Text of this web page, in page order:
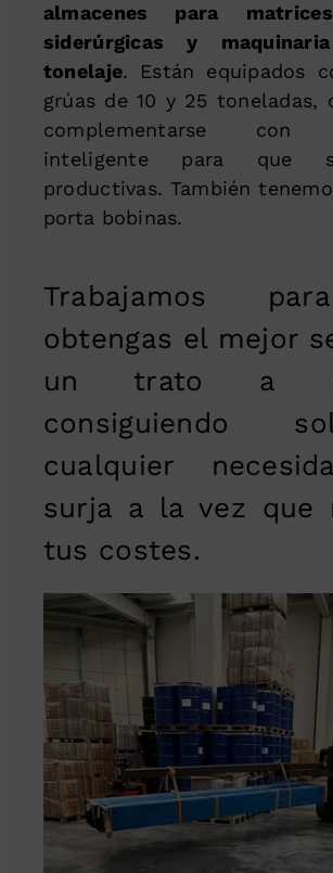
almacenes para
siderúrgicas y
tonelaje. Están equipados
grúas de 10 y 25 toneladas,
complementarse con
inteligente para que
productivas. También
porta bobinas.
Trabajamos
obtengas el mejor
un trato a
consiguiendo
cualquier
surja a la vez que
tus costes.